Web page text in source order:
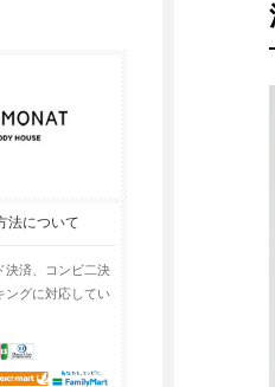
法について
決済、コンビ二決
ングに対応してい